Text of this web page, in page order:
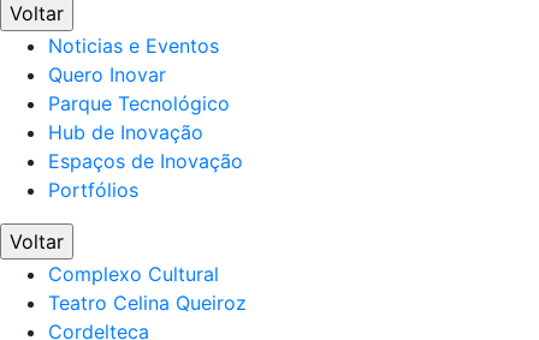
Voltar
Noticias e Eventos
Quero Inovar
Parque Tecnológico
Hub de Inovação
Espaços de Inovação
Portfólios
Voltar
Complexo Cultural
Teatro Celina Queiroz
Cordelteca